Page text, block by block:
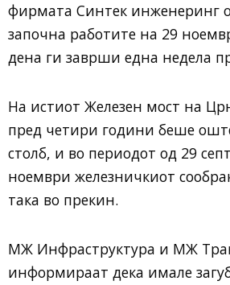
фирмата Синтек инженеринг
започна работите на 29
дена ги заврши една недела
На истиот Железен мост на
пред четири години беше
столб, и во периодот од 29
ноември железничкиот
така во прекин.
МЖ Инфраструктура и МЖ
информираат дека имале